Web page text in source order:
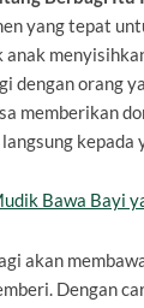
yang tepat
anak
dengan orang
memberikan
kepada
Bawa Bayi
akan
Dengan